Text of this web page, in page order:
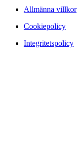
Allmänna villkor
Cookiepolicy
Integritetspolicy